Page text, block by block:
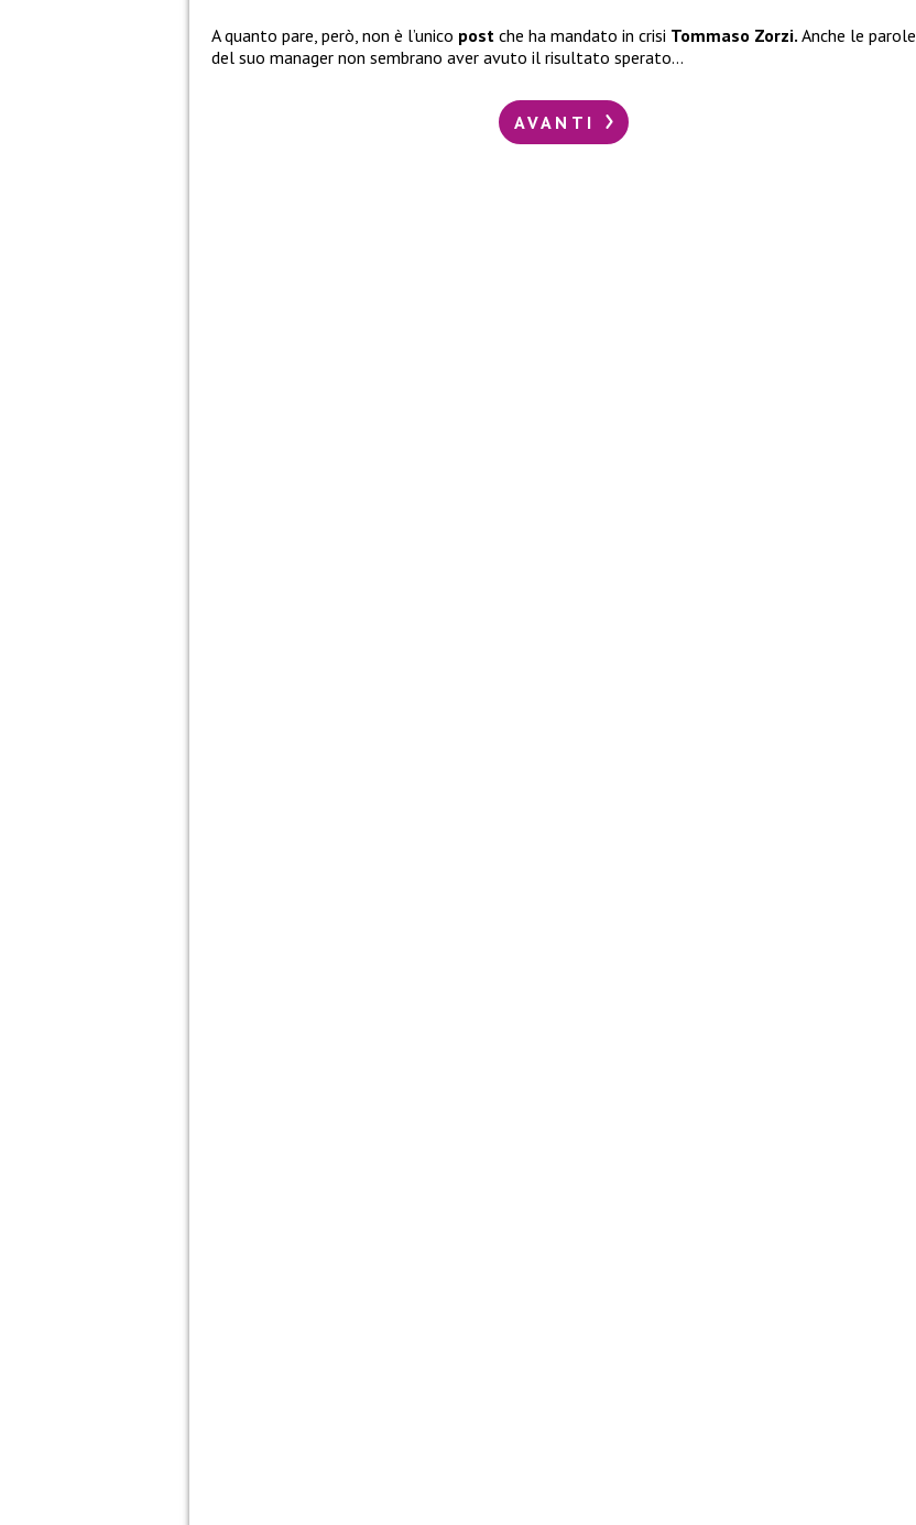
A quanto pare, però, non è l’unico post che ha mandato in crisi Tommaso Zorzi. Anche le parole
del suo manager non sembrano aver avuto il risultato sperato…
AVANTI